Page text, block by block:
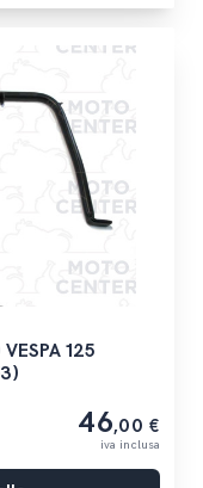
125
46,00 €
iva inclusa